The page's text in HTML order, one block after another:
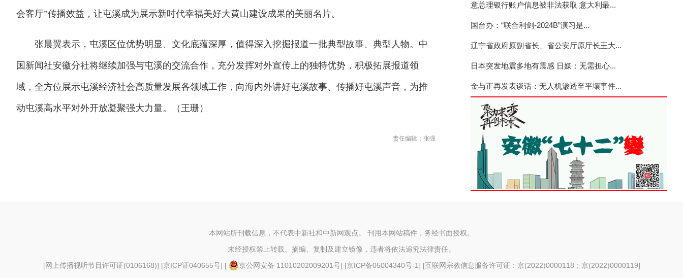
会客厅”传播效益，让屯溪成为展示新时代幸福美好大黄山建设成果的美丽名片。
张晨翼表示，屯溪区位优势明显、文化底蕴深厚，值得深入挖掘报道一批典型故事、典型人物。中
国新闻社安徽分社将继续加强与屯溪的交流合作，充分发挥对外宣传上的独特优势，积极拓展报道领
域，全方位展示屯溪经济社会高质量发展各领域工作，向海内外讲好屯溪故事、传播好屯溪声音，为推
动屯溪高水平对外开放凝聚强大力量。（王珊）
责任编辑：张强
意总理银行账户信息被非法获取 意大利最...
国台办：“联合利剑-2024B”演习是...
辽宁省政府原副省长、省公安厅原厅长王大...
日本突发地震多地有震感 日媒：无需担心...
金与正再发表谈话：无人机渗透至平壤事件...
本网站所刊载信息，不代表中新社和中新网观点。 刊用本网站稿件，务经书面授权。
未经授权禁止转载、摘编、复制及建立镜像，违者将依法追究法律责任。
[网上传播视听节目许可证(0106168)] [京ICP证040655号] [ 京公网安备 11010202009201号] [京ICP备05004340号-1] [互联网宗教信息服务许可证：京(2022)0000118；京(2022)0000119]